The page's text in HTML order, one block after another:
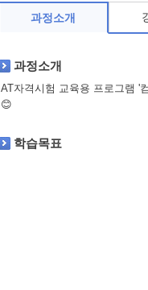
과정소개
과정소개
AT자격시험 교육용 프로그램 '
😊
학습목표